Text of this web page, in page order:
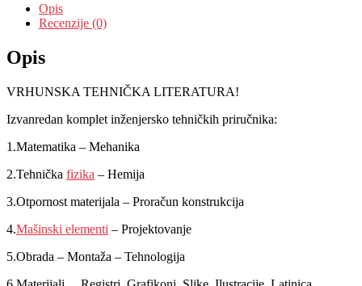
Opis
Recenzije (0)
Opis
VRHUNSKA TEHNIČKA LITERATURA!
Izvanredan komplet inženjersko tehničkih priručnika:
1.Matematika – Mehanika
2.Tehnička fizika – Hemija
3.Otpornost materijala – Proračun konstrukcija
4.Mašinski elementi – Projektovanje
5.Obrada – Montaža – Tehnologija